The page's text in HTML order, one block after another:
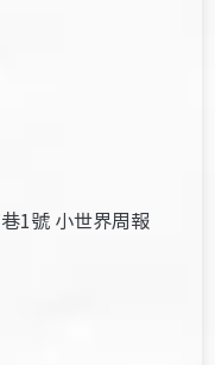
1號 小世界周報